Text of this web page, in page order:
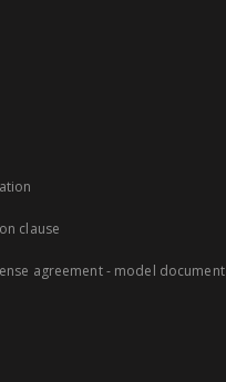
clause
agreement - model document